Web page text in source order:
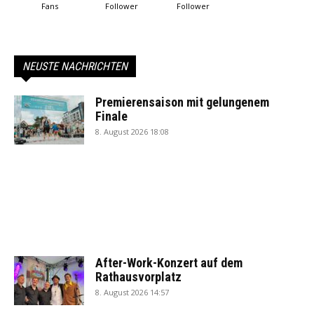
Fans Follower Follower
NEUSTE NACHRICHTEN
Premierensaison mit gelungenem
Finale
8. August 2026 18:08
After-Work-Konzert auf dem
Rathausvorplatz
8. August 2026 14:57